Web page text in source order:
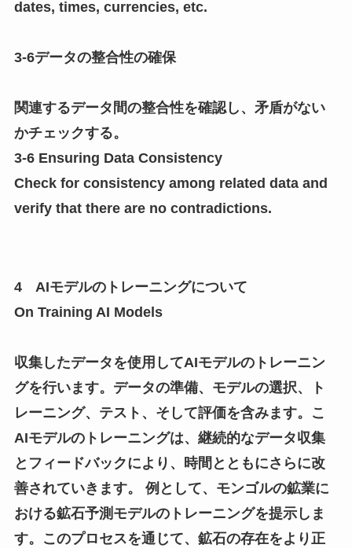
dates, times, currencies, etc.
3-6データの整合性の確保
関連するデータ間の整合性を確認し、矛盾がない
かチェックする。
3-6 Ensuring Data Consistency
Check for consistency among related data and
verify that there are no contradictions.
4 AIモデルのトレーニングについて
On Training AI Models
収集したデータを使用してAIモデルのトレーニン
グを行います。データの準備、モデルの選択、ト
レーニング、テスト、そして評価を含みます。こ
AIモデルのトレーニングは、継続的なデータ収集
とフィードバックにより、時間とともにさらに改
善されていきます。 例として、モンゴルの鉱業に
おける鉱石予測モデルのトレーニングを提示しま
す。このプロセスを通じて、鉱石の存在をより正